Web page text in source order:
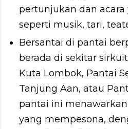
pertunjukan dan
seperti musik, tari,
Bersantai di pantai
berada di sekitar
Kuta Lombok, Pantai
Tanjung Aan, atau
pantai ini
yang mempesona,